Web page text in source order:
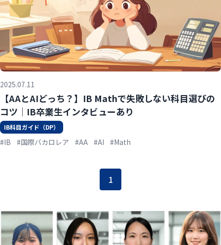
2025.07.11
【AAとAIどっち？】IB Mathで失敗しない科目選びの
コツ｜IB卒業生インタビューあり
IB科目ガイド（DP）
#IB #国際バカロレア #AA #AI #Math
1